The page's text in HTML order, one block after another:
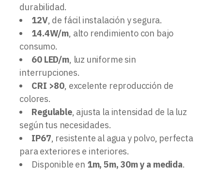
durabilidad.
12V, de fácil instalación y segura.
14.4W/m, alto rendimiento con bajo
consumo.
60 LED/m, luz uniforme sin
interrupciones.
CRI >80, excelente reproducción de
colores.
Regulable, ajusta la intensidad de la luz
según tus necesidades.
IP67, resistente al agua y polvo, perfecta
para exteriores e interiores.
Disponible en 1m, 5m, 30m y a medida.